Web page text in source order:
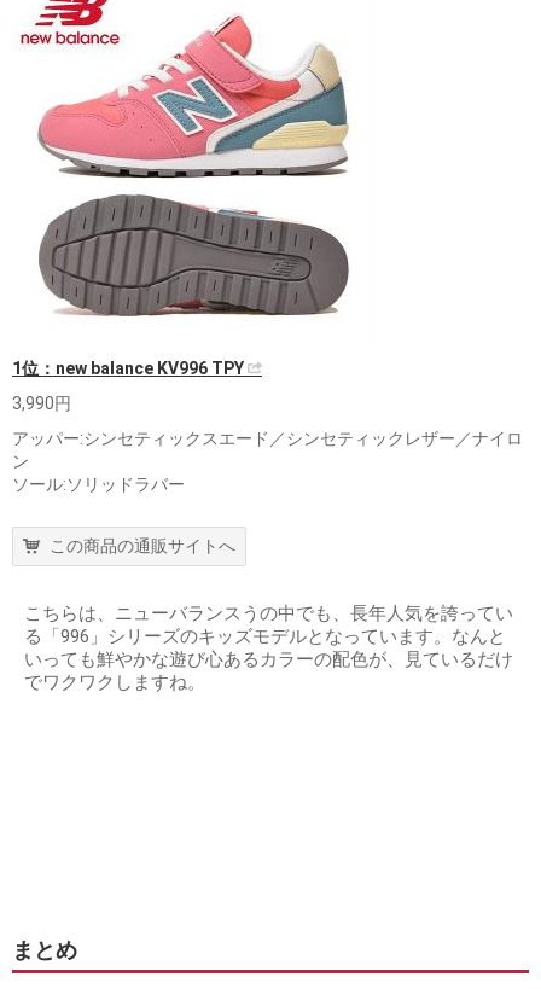
1位：new balance KV996 TPY
3,990円
アッパー:シンセティックスエード／シンセティックレザー／ナイロ
ン
ソール:ソリッドラバー
この商品の通販サイトへ
こちらは、ニューバランスうの中でも、長年人気を誇ってい
る「996」シリーズのキッズモデルとなっています。なんと
いっても鮮やかな遊び心あるカラーの配色が、見ているだけ
でワクワクしますね。
まとめ